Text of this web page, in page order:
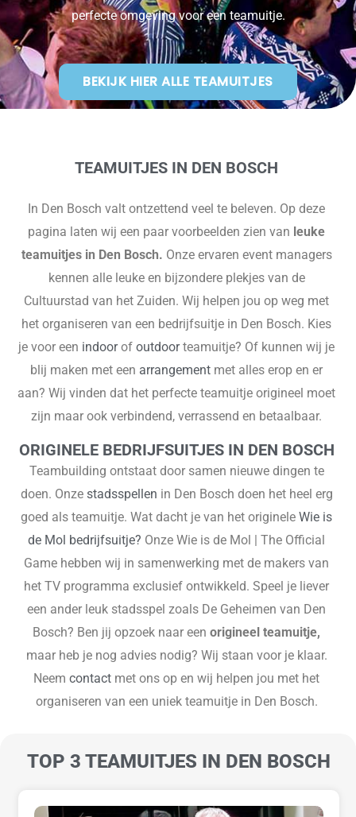
perfecte omgeving voor een teamuitje.
BEKIJK HIER ALLE TEAMUITJES
TEAMUITJES IN DEN BOSCH
In Den Bosch valt ontzettend veel te beleven. Op deze
pagina laten wij een paar voorbeelden zien van leuke
teamuitjes in Den Bosch. Onze ervaren event managers
kennen alle leuke en bijzondere plekjes van de
Cultuurstad van het Zuiden. Wij helpen jou op weg met
het organiseren van een bedrijfsuitje in Den Bosch. Kies
je voor een indoorof outdoorteamuitje? Of kunnen wij je
blij maken met een arrangement met alles erop en er
aan? Wij vinden dat het perfecte teamuitje origineel moet
zijn maar ook verbindend, verrassend en betaalbaar.
ORIGINELE BEDRIJFSUITJES IN DEN BOSCH
Teambuilding ontstaat door samen nieuwe dingen te
doen. Onze stadsspellen in Den Bosch doen het heel erg
goed als teamuitje. Wat dacht je van het originele Wie is
de Mol bedrijfsuitje? Onze Wie is de Mol | The Official
Game hebben wij in samenwerking met de makers van
het TV programma exclusief ontwikkeld. Speel je liever
een ander leuk stadsspel zoals De Geheimen van Den
Bosch? Ben jij opzoek naar een origineel teamuitje,
maar heb je nog advies nodig? Wij staan voor je klaar.
Neem contact met ons op en wij helpen jou met het
organiseren van een uniek teamuitje in Den Bosch.
TOP 3 TEAMUITJES IN DEN BOSCH